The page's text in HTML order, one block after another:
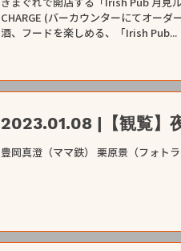
CHARGE (バーカウンターにてオー
酒、フードを楽しめる、「Irish Pub...
2023.01.08 |【観覧】